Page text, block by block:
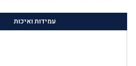
עמידות ואיכות